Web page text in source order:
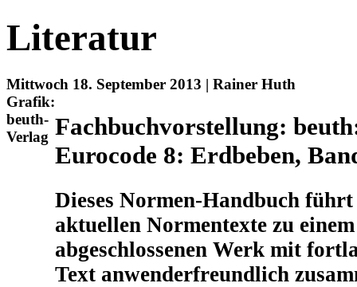
Literatur
Mittwoch 18. September 2013 | Rainer Huth
Grafik:
beuth-
Verlag Fachbuchvorstellung:
Eurocode 8: Erdbeben,
Dieses Normen-Handbuch
aktuellen Normentexte zu
abgeschlossenen Werk mit
Text anwenderfreundlich